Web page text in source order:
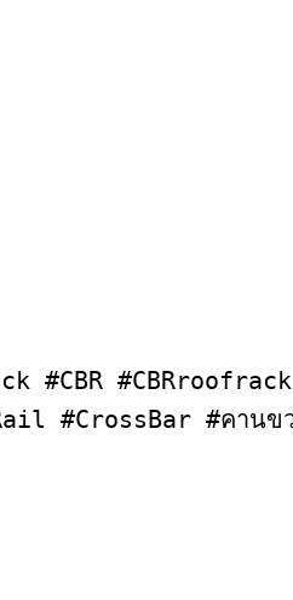
#CBR
#CrossBar #คานข